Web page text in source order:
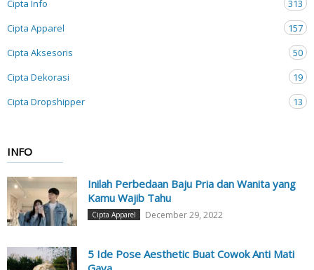
Cipta Info
313
Cipta Apparel
157
Cipta Aksesoris
50
Cipta Dekorasi
19
Cipta Dropshipper
13
INFO
Inilah Perbedaan Baju Pria dan Wanita yang
Kamu Wajib Tahu
Cipta Apparel December 29, 2022
5 Ide Pose Aesthetic Buat Cowok Anti Mati